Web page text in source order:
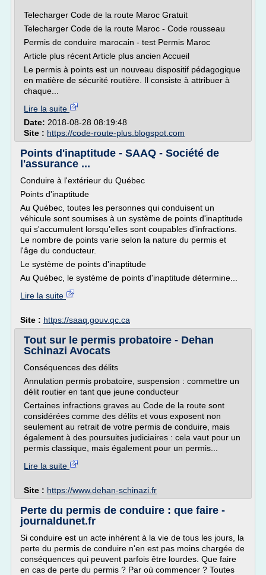
Telecharger Code de la route Maroc Gratuit
Telecharger Code de la route Maroc - Code rousseau
Permis de conduire marocain - test Permis Maroc
Article plus récent Article plus ancien Accueil
Le permis à points est un nouveau dispositif pédagogique
en matière de sécurité routière. Il consiste à attribuer à
chaque...
Lire la suite
Date: 2018-08-28 08:19:48
Site : https://code-route-plus.blogspot.com
Points d'inaptitude - SAAQ - Société de
l'assurance ...
Conduire à l'extérieur du Québec
Points d'inaptitude
Au Québec, toutes les personnes qui conduisent un
véhicule sont soumises à un système de points d'inaptitude
qui s'accumulent lorsqu'elles sont coupables d'infractions.
Le nombre de points varie selon la nature du permis et
l'âge du conducteur.
Le système de points d'inaptitude
Au Québec, le système de points d'inaptitude détermine...
Lire la suite
Site : https://saaq.gouv.qc.ca
Tout sur le permis probatoire - Dehan
Schinazi Avocats
Conséquences des délits
Annulation permis probatoire, suspension : commettre un
délit routier en tant que jeune conducteur
Certaines infractions graves au Code de la route sont
considérées comme des délits et vous exposent non
seulement au retrait de votre permis de conduire, mais
également à des poursuites judiciaires : cela vaut pour un
permis classique, mais également pour un permis...
Lire la suite
Site : https://www.dehan-schinazi.fr
Perte du permis de conduire : que faire -
journaldunet.fr
Si conduire est un acte inhérent à la vie de tous les jours, la
perte du permis de conduire n'en est pas moins chargée de
conséquences qui peuvent parfois être lourdes. Que faire
en cas de perte du permis ? Par où commencer ? Toutes